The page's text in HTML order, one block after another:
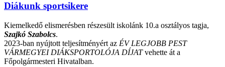
Diákunk sportsikere
Kiemelkedő elismerésben részesült iskolánk 10.a osztályos tagja,
Szajkó Szabolcs.
2023-ban nyújtott teljesítményért az ÉV LEGJOBB PEST
VÁRMEGYEI DIÁKSPORTOLÓJA DÍJATvehette át a
Főpolgármesteri Hivatalban.